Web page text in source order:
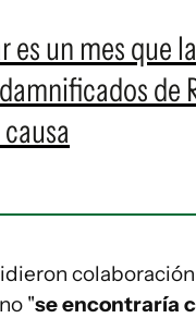
un mes que
de
"se encontraría